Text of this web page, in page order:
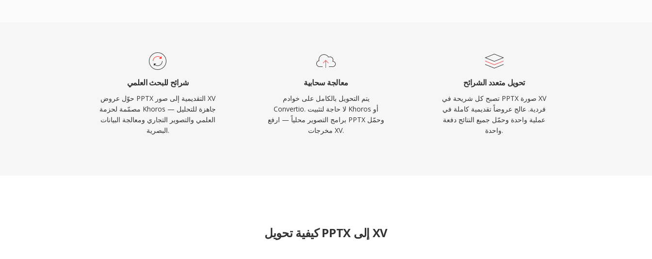
شرائح للبحث العلمي
حوّل عروض PPTX التقديمية إلى صور XV
مصمّمة لحزمة Khoros — جاهزة للتحليل
العلمي والتصوير التجاري ومعالجة البيانات
البصرية.
معالجة سحابية
يتم التحويل بالكامل على خوادم
Convertio. لا حاجة لتثبيت Khoros أو
برامج التصوير محلياً — ارفع PPTX وحمّل
مخرجات XV.
تحويل متعدد الشرائح
تصبح كل شريحة في PPTX صورة XV
فردية. عالج عروضاً تقديمية كاملة في
عملية واحدة وحمّل جميع النتائج دفعة
واحدة.
كيفية تحويل PPTX إلى XV